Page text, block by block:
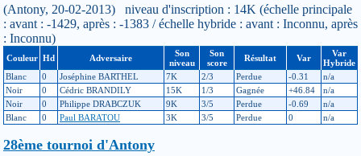
(Antony, 20-02-2013) niveau d'inscription : 14K (échelle principale
: avant : -1429, après : -1383 / échelle hybride : avant : Inconnu, après
: Inconnu)
Couleur Hd Adversaire
Son
niveau
Son
score
Résultat Var
Var
Hybride
Blanc
0 Joséphine BARTHEL 7K 2/3 Perdue -0.31
n/a
Noir
0 Cédric BRANDILY 15K 1/3 Gagnée +46.84
n/a
Noir
0 Philippe DRABCZUK 9K 3/5 Perdue -0.69
n/a
Blanc
0 Paul BARATOU 3K 3/5 Perdue 0 n/a
28ème tournoi d'Antony